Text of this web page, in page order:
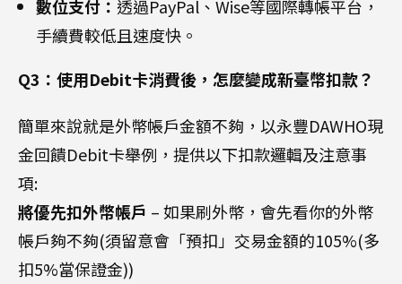
數位支付： 透過PayPal、Wise等國際轉帳平台，
手續費較低且速度快。
Q3：使用Debit卡消費後，怎麼變成新臺幣扣款？
簡單來說就是外幣帳戶金額不夠，以永豐DAWHO現
金回饋Debit卡舉例，提供以下扣款邏輯及注意事
項:
將優先扣外幣帳戶 – 如果刷外幣，會先看你的外幣
帳戶夠不夠(須留意會「預扣」交易金額的105%(多
扣5%當保證金))